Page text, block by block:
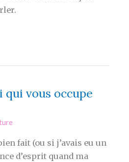
qui vous occupe
fait (ou si j’avais eu un
d’esprit quand ma